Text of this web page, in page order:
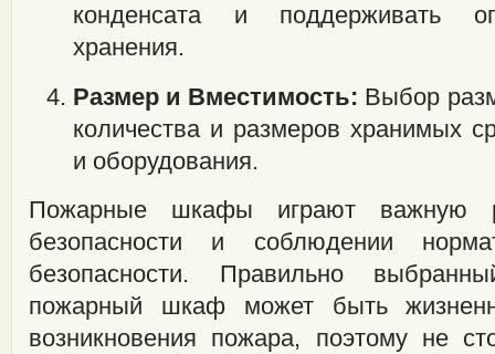
конденсата и поддерживать
хранения.
Размер и Вместимость: Выбор
количества и размеров хранимых
и оборудования.
Пожарные шкафы играют важную
безопасности и соблюдении
безопасности. Правильно
пожарный шкаф может быть
возникновения пожара, поэтому не